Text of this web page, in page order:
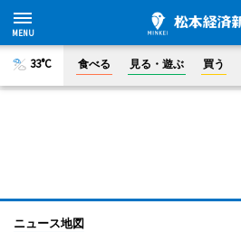
33°C 食べる 見る・遊ぶ 買う
ニュース地図